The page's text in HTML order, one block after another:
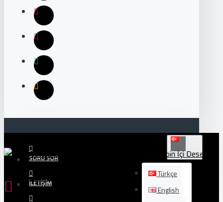
SORU SOR
İLETIŞIM
TÜRKÇE
Türkçe
English